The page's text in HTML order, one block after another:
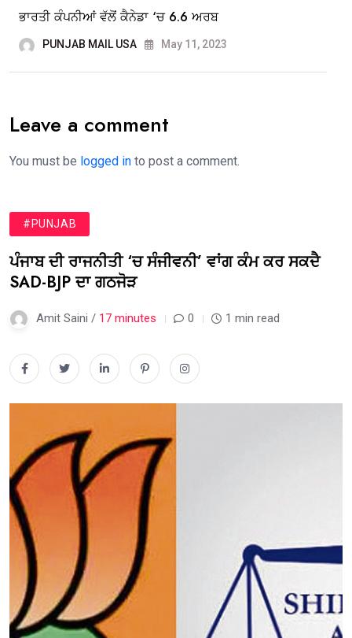
ਭਾਰਤੀ ਕੰਪਨੀਆਂ ਵੱਲੋਂ ਕੈਨੇਡਾ ‘ਚ 6.6 ਅਰਬ
PUNJAB MAIL USA May 11, 2023
Leave a comment
You must be logged in to post a comment.
#PUNJAB
ਪੰਜਾਬ ਦੀ ਰਾਜਨੀਤੀ ‘ਚ ਸੰਜੀਵਨੀ’ ਵਾਂਗ ਕੰਮ ਕਰ ਸਕਦੈ
SAD-BJP ਦਾ ਗਠਜੋੜ
Amit Saini / 17 minutes 0 1 min read